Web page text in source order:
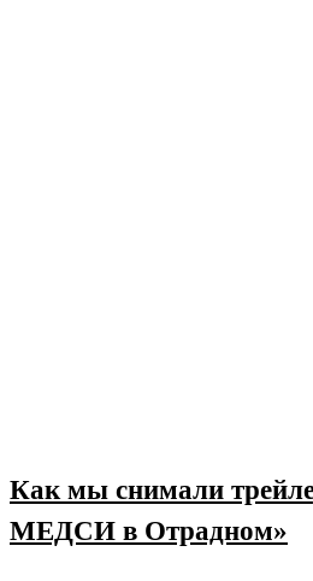
Как мы снимали
МЕДСИ в Отрадном»